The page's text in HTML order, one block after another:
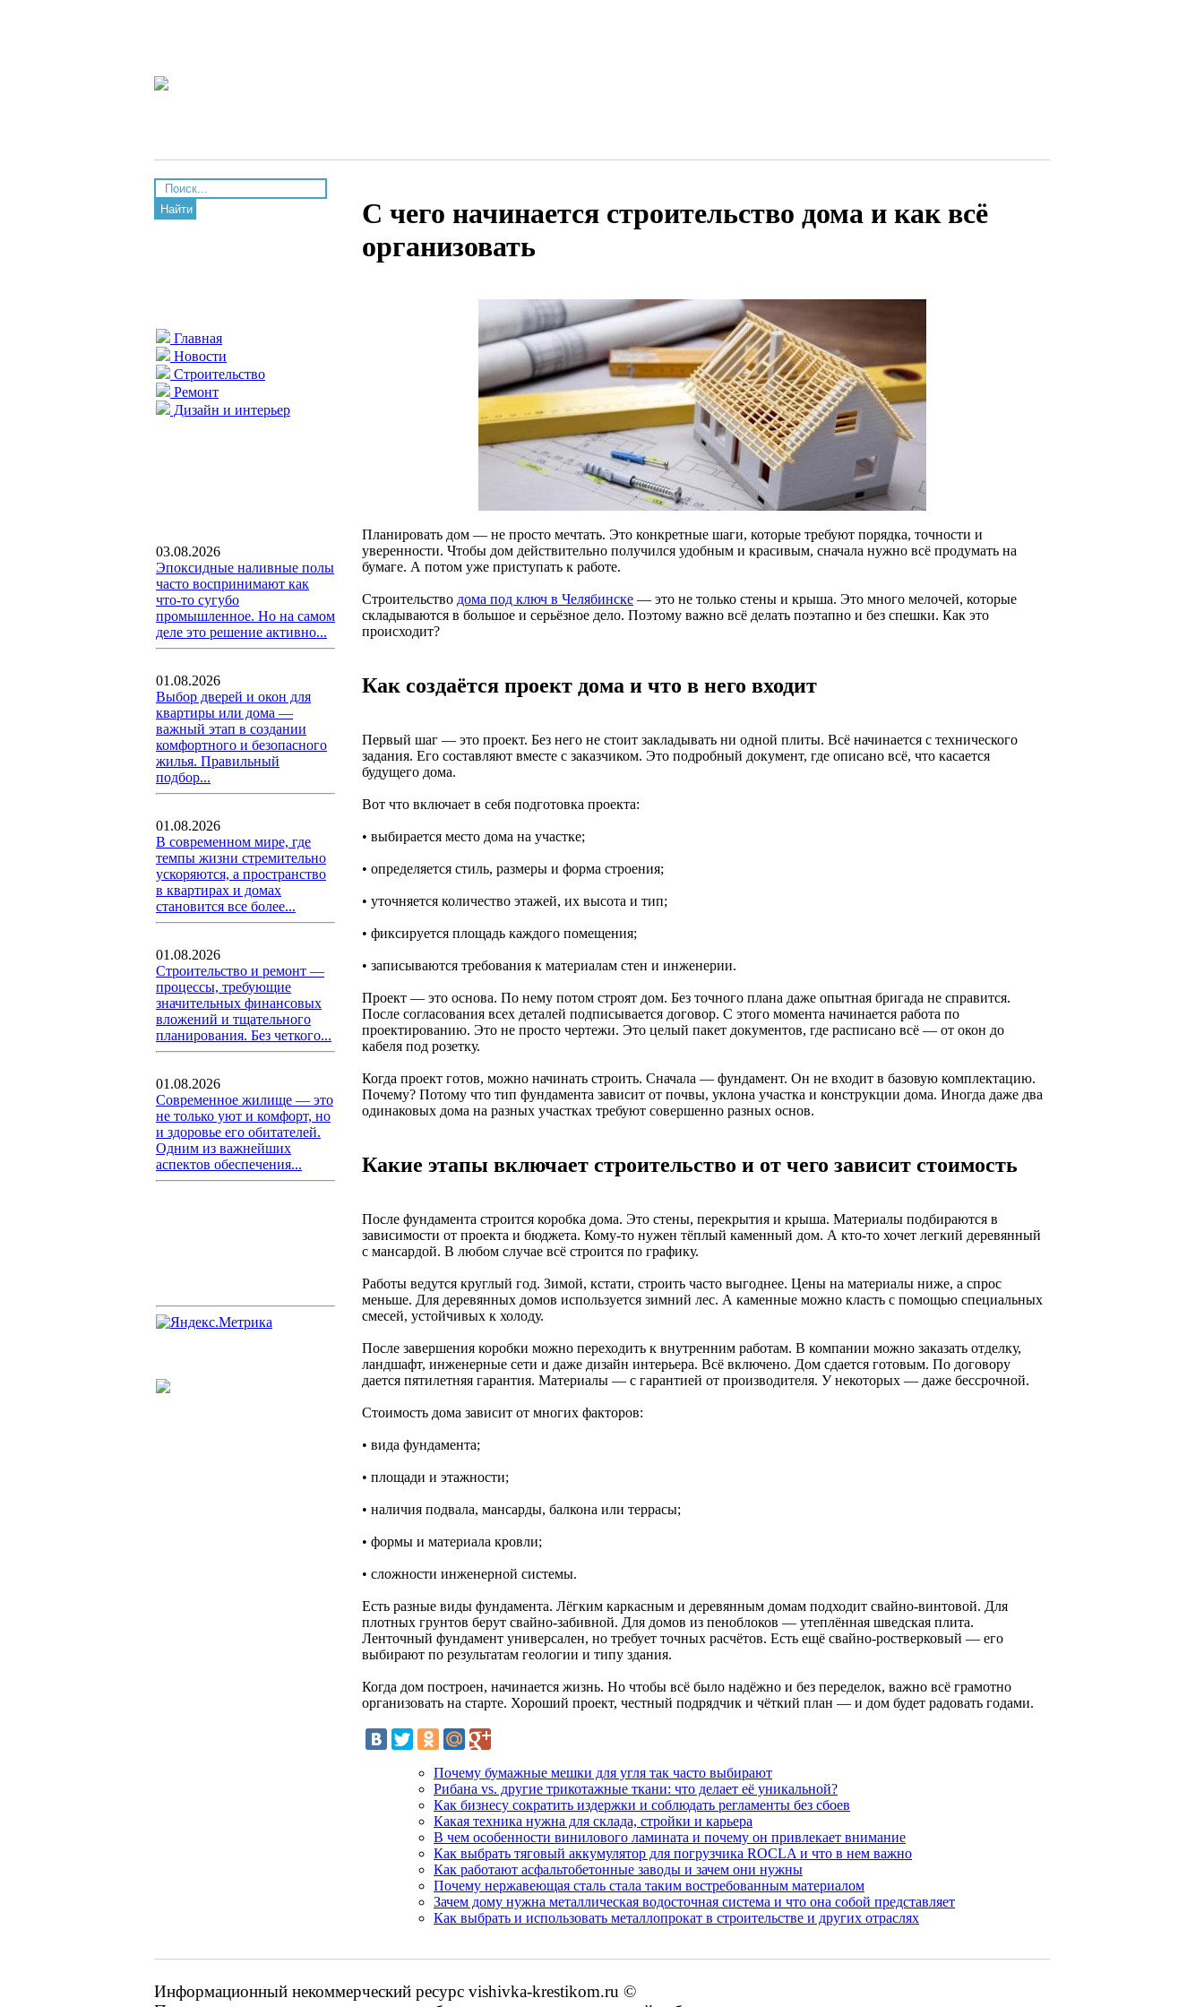
Найти
Главная
Новости
Строительство
Ремонт
Дизайн и интерьер
03.08.2026
Эпоксидные наливные полы
часто воспринимают как
что-то сугубо
промышленное. Но на самом
деле это решение активно...
01.08.2026
Выбор дверей и окон для
квартиры или дома —
важный этап в создании
комфортного и безопасного
жилья. Правильный
подбор...
01.08.2026
В современном мире, где
темпы жизни стремительно
ускоряются, а пространство
в квартирах и домах
становится все более...
01.08.2026
Строительство и ремонт —
процессы, требующие
значительных финансовых
вложений и тщательного
планирования. Без четкого...
01.08.2026
Современное жилище — это
не только уют и комфорт, но
и здоровье его обитателей.
Одним из важнейших
аспектов обеспечения...
С чего начинается строительство дома и как всё
организовать
Планировать дом — не просто мечтать. Это конкретные шаги, которые требуют порядка, точности и
уверенности. Чтобы дом действительно получился удобным и красивым, сначала нужно всё продумать на
бумаге. А потом уже приступать к работе.
Строительство дома под ключ в Челябинске — это не только стены и крыша. Это много мелочей, которые
складываются в большое и серьёзное дело. Поэтому важно всё делать поэтапно и без спешки. Как это
происходит?
Как создаётся проект дома и что в него входит
Первый шаг — это проект. Без него не стоит закладывать ни одной плиты. Всё начинается с технического
задания. Его составляют вместе с заказчиком. Это подробный документ, где описано всё, что касается
будущего дома.
Вот что включает в себя подготовка проекта:
• выбирается место дома на участке;
• определяется стиль, размеры и форма строения;
• уточняется количество этажей, их высота и тип;
• фиксируется площадь каждого помещения;
• записываются требования к материалам стен и инженерии.
Проект — это основа. По нему потом строят дом. Без точного плана даже опытная бригада не справится.
После согласования всех деталей подписывается договор. С этого момента начинается работа по
проектированию. Это не просто чертежи. Это целый пакет документов, где расписано всё — от окон до
кабеля под розетку.
Когда проект готов, можно начинать строить. Сначала — фундамент. Он не входит в базовую комплектацию.
Почему? Потому что тип фундамента зависит от почвы, уклона участка и конструкции дома. Иногда даже два
одинаковых дома на разных участках требуют совершенно разных основ.
Какие этапы включает строительство и от чего зависит стоимость
После фундамента строится коробка дома. Это стены, перекрытия и крыша. Материалы подбираются в
зависимости от проекта и бюджета. Кому-то нужен тёплый каменный дом. А кто-то хочет легкий деревянный
с мансардой. В любом случае всё строится по графику.
Работы ведутся круглый год. Зимой, кстати, строить часто выгоднее. Цены на материалы ниже, а спрос
меньше. Для деревянных домов используется зимний лес. А каменные можно класть с помощью специальных
смесей, устойчивых к холоду.
После завершения коробки можно переходить к внутренним работам. В компании можно заказать отделку,
ландшафт, инженерные сети и даже дизайн интерьера. Всё включено. Дом сдается готовым. По договору
дается пятилетняя гарантия. Материалы — с гарантией от производителя. У некоторых — даже бессрочной.
Стоимость дома зависит от многих факторов:
• вида фундамента;
• площади и этажности;
• наличия подвала, мансарды, балкона или террасы;
• формы и материала кровли;
• сложности инженерной системы.
Есть разные виды фундамента. Лёгким каркасным и деревянным домам подходит свайно-винтовой. Для
плотных грунтов берут свайно-забивной. Для домов из пеноблоков — утеплённая шведская плита.
Ленточный фундамент универсален, но требует точных расчётов. Есть ещё свайно-ростверковый — его
выбирают по результатам геологии и типу здания.
Когда дом построен, начинается жизнь. Но чтобы всё было надёжно и без переделок, важно всё грамотно
организовать на старте. Хороший проект, честный подрядчик и чёткий план — и дом будет радовать годами.
Почему бумажные мешки для угля так часто выбирают
Рибана vs. другие трикотажные ткани: что делает её уникальной?
Как бизнесу сократить издержки и соблюдать регламенты без сбоев
Какая техника нужна для склада, стройки и карьера
В чем особенности винилового ламината и почему он привлекает внимание
Как выбрать тяговый аккумулятор для погрузчика ROCLA и что в нем важно
Как работают асфальтобетонные заводы и зачем они нужны
Почему нержавеющая сталь стала таким востребованным материалом
Зачем дому нужна металлическая водосточная система и что она собой представляет
Как выбрать и использовать металлопрокат в строительстве и других отраслях
Информационный некоммерческий ресурс vishivka-krestikom.ru ©